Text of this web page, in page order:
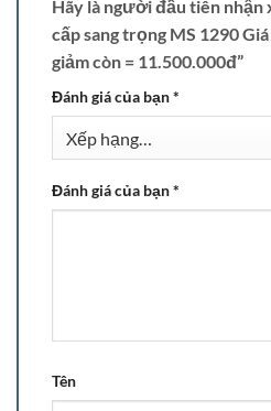
Hãy là người đầu tiên nhận
cấp sang trọng MS 1290
giảm còn = 11.500.000đ”
Đánh giá của bạn*
Đánh giá của bạn*
Tên